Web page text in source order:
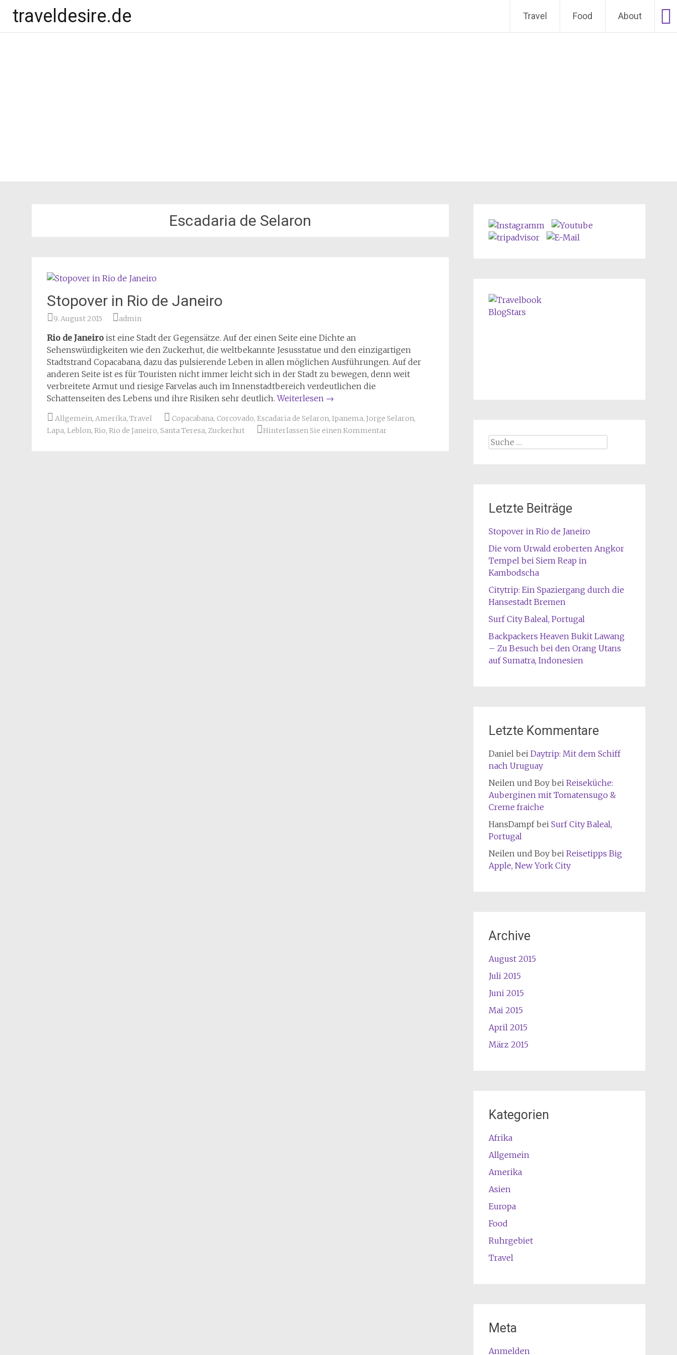
traveldesire.de Travel Food About
Escadaria de Selaron
Stopover in Rio de Janeiro
9. August 2015 admin
Rio de Janeiro ist eine Stadt der Gegensätze. Auf der einen Seite eine Dichte an
Sehenswürdigkeiten wie den Zuckerhut, die weltbekannte Jesusstatue und den einzigartigen
Stadtstrand Copacabana, dazu das pulsierende Leben in allen möglichen Ausführungen. Auf der
anderen Seite ist es für Touristen nicht immer leicht sich in der Stadt zu bewegen, denn weit
verbreitete Armut und riesige Farvelas auch im Innenstadtbereich verdeutlichen die
Schattenseiten des Lebens und ihre Risiken sehr deutlich.Weiterlesen →
Allgemein, Amerika, Travel Copacabana, Corcovado, Escadaria de Selaron, Ipanema, Jorge Selaron,
Lapa, Leblon, Rio, Rio de Janeiro, Santa Teresa, Zuckerhut Hinterlassen Sie einen Kommentar
Suche nach:
Letzte Beiträge
Stopover in Rio de Janeiro
Die vom Urwald eroberten Angkor
Tempel bei Siem Reap in
Kambodscha
Citytrip: Ein Spaziergang durch die
Hansestadt Bremen
Surf City Baleal, Portugal
Backpackers Heaven Bukit Lawang
– Zu Besuch bei den Orang Utans
auf Sumatra, Indonesien
Letzte Kommentare
Danielbei Daytrip: Mit dem Schiff
nach Uruguay
Neilen und Boybei Reiseküche:
Auberginen mit Tomatensugo &
Creme fraiche
HansDampfbei Surf City Baleal,
Portugal
Neilen und Boybei Reisetipps Big
Apple, New York City
Archive
August 2015
Juli 2015
Juni 2015
Mai 2015
April 2015
März 2015
Kategorien
Afrika
Allgemein
Amerika
Asien
Europa
Food
Ruhrgebiet
Travel
Meta
Anmelden